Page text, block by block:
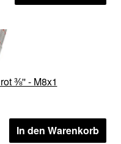
⅜'' - M8x1
In den Warenkorb